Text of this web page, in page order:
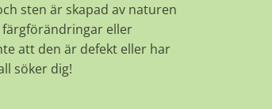
sten är skapad av naturen
färgförändringar eller
att den är defekt eller har
söker dig!